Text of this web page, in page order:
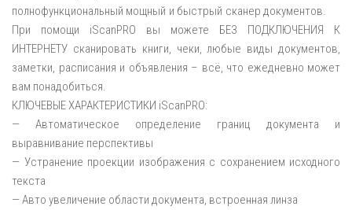
полнофункциональный мощный и быстрый сканер документов.
При помощи iScanPRO вы можете БЕЗ ПОДКЛЮЧЕНИЯ К
ИНТЕРНЕТУ сканировать книги, чеки, любые виды документов,
заметки, расписания и объявления – всё, что ежедневно может
вам понадобиться.
КЛЮЧЕВЫЕ ХАРАКТЕРИСТИКИ iScanPRO:
— Автоматическое определение границ документа и
выравнивание перспективы
— Устранение проекции изображения с сохранением исходного
текста
— Авто увеличение области документа, встроенная линза